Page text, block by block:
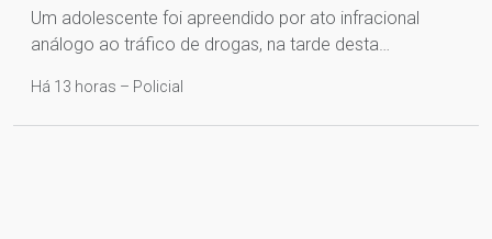
Um adolescente foi apreendido por ato infracional
análogo ao tráfico de drogas, na tarde desta…
Há 13 horas – Policial